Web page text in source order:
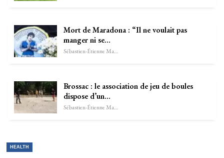
Mort de Maradona : “Il ne voulait pas
manger ni se…
Sébastien-Étienne Marechal
Brossac : le association de jeu de boules
dispose d’un…
Sébastien-Étienne Marechal
HEALTH